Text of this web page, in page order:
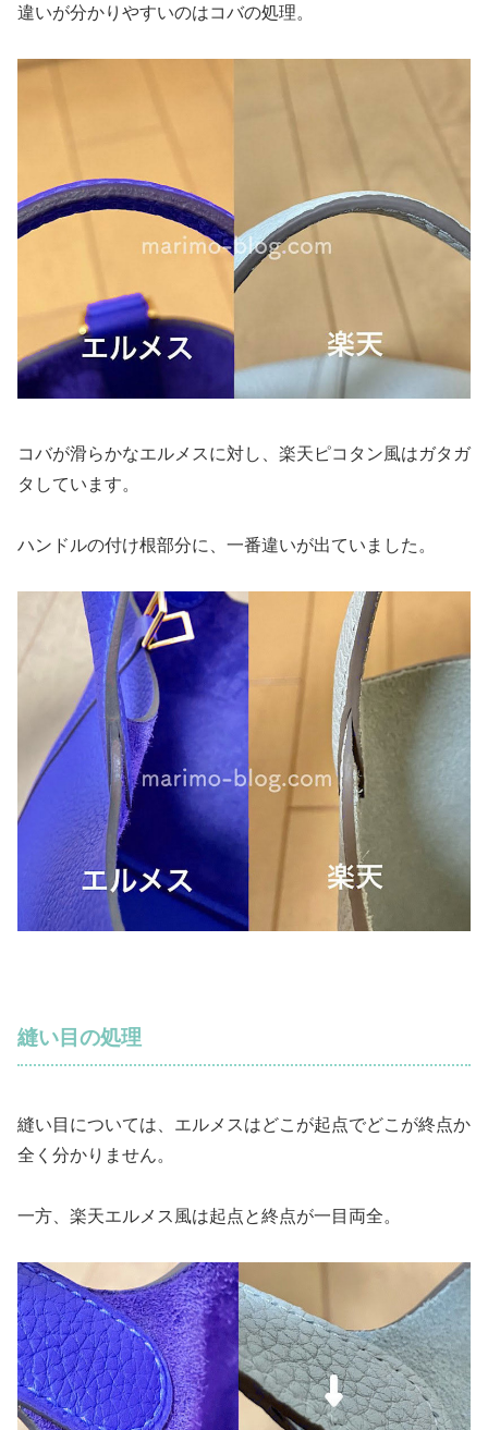
違いが分かりやすいのはコバの処理。
コバが滑らかなエルメスに対し、楽天ピコタン風はガタガ
タしています。
ハンドルの付け根部分に、一番違いが出ていました。
縫い目の処理
縫い目については、エルメスはどこが起点でどこが終点か
全く分かりません。
一方、楽天エルメス風は起点と終点が一目両全。